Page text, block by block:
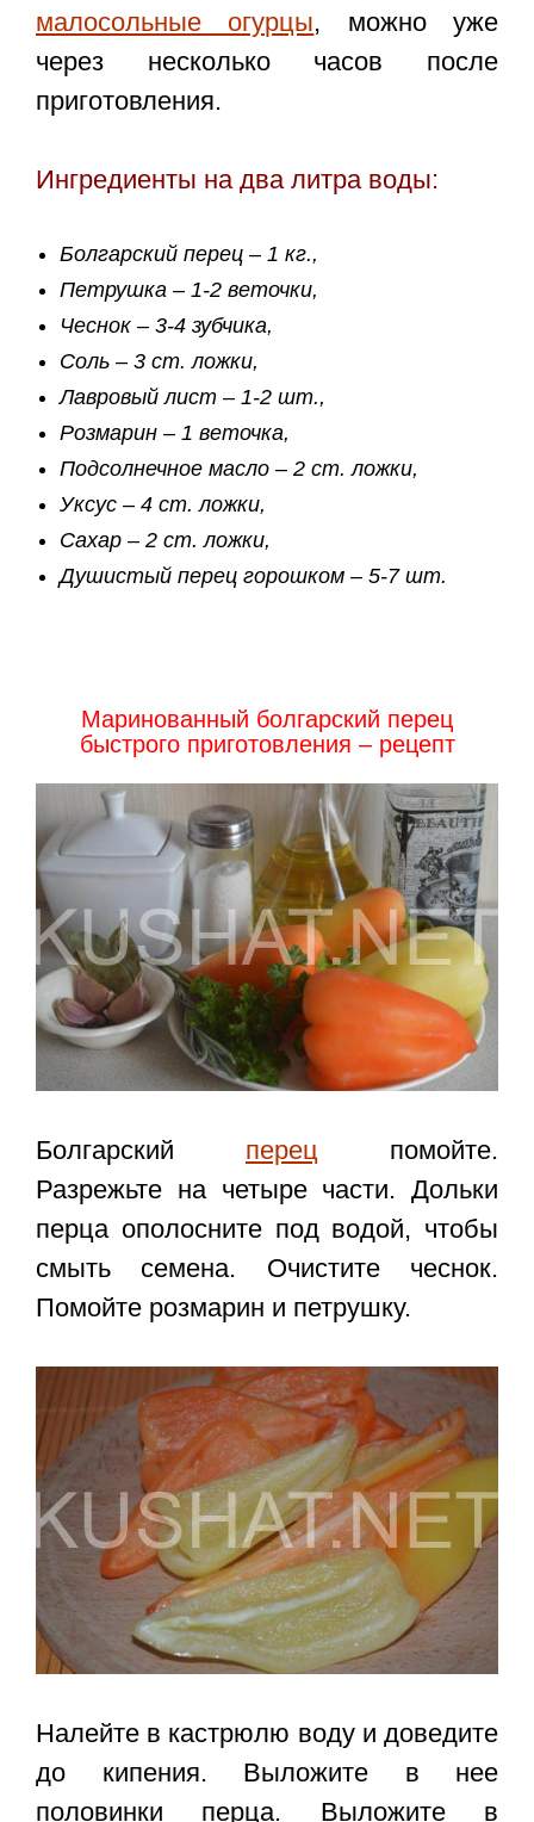
малосольные огурцы, можно уже
через несколько часов после
приготовления.
Ингредиенты на два литра воды:
Болгарский перец – 1 кг.,
Петрушка – 1-2 веточки,
Чеснок – 3-4 зубчика,
Соль – 3 ст. ложки,
Лавровый лист – 1-2 шт.,
Розмарин – 1 веточка,
Подсолнечное масло – 2 ст. ложки,
Уксус – 4 ст. ложки,
Сахар – 2 ст. ложки,
Душистый перец горошком – 5-7 шт.
Маринованный болгарский перец
быстрого приготовления – рецепт
Болгарский перец помойте.
Разрежьте на четыре части. Дольки
перца ополосните под водой, чтобы
смыть семена. Очистите чеснок.
Помойте розмарин и петрушку.
Налейте в кастрюлю воду и доведите
до кипения. Выложите в нее
половинки перца. Выложите в